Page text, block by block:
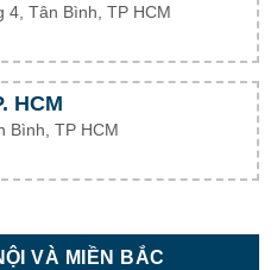
4, Tân Bình, TP HCM
HCM
Bình, TP HCM
VÀ MIỀN BẮC